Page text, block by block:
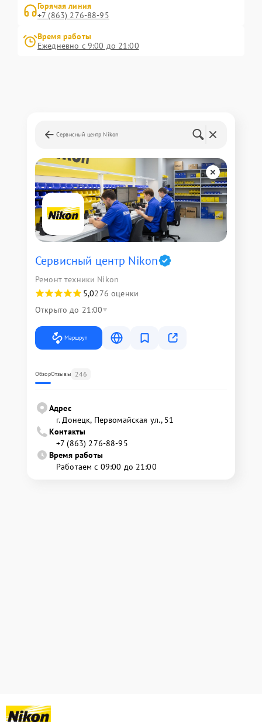
Горячая линия
+7 (863) 276-88-95
Время работы
Ежедневно с 9:00 до 21:00
Сервисный центр Nikon
Сервисный центр Nikon
Ремонт техники Nikon
5,0276 оценки
Открыто до 21:00
Маршрут
ОбзорОтзывы 246
Адрес
г. Донецк, Первомайская ул., 51
Контакты
+7 (863) 276-88-95
Время работы
Работаем с 09:00 до 21:00